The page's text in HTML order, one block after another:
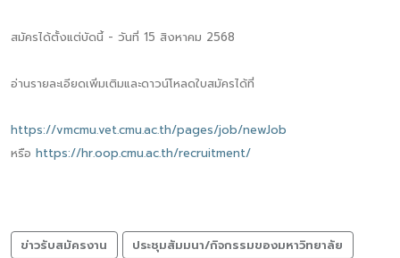
สมัครได้ตั้งแต่บัดนี้ - วันที่ 15 สิงหาคม 2568
อ่านรายละเอียดเพิ่มเติมและดาวน์โหลดใบสมัครได้ที่
https://vmcmu.vet.cmu.ac.th/pages/job/newJob
หรือ https://hr.oop.cmu.ac.th/recruitment/
ข่าวรับสมัครงาน ประชุมสัมมนา/กิจกรรมของมหาวิทยาลัย